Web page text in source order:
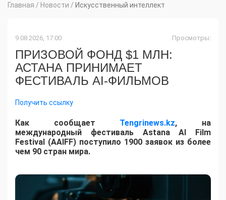
Главная / Новости / Искусственный интеллект
9.08.2026, 17:00 Просмотры:
ПРИЗОВОЙ ФОНД $1 МЛН:
АСТАНА ПРИНИМАЕТ
ФЕСТИВАЛЬ AI-ФИЛЬМОВ
Получить ссылку
Как сообщает Tengrinews.kz, на
международный фестиваль Astana AI Film
Festival (AAIFF) поступило 1900 заявок из более
чем 90 стран мира.